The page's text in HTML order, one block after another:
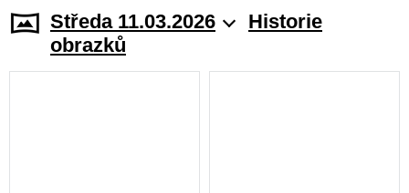
Středa 11.03.2026
Historie
obrazků